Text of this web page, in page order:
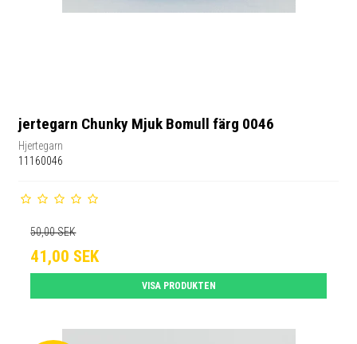
jertegarn Chunky Mjuk Bomull färg 0046
Hjertegarn
11160046
50,00 SEK
41,00 SEK
VISA PRODUKTEN